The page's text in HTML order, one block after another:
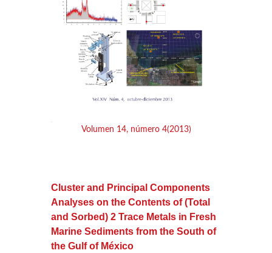
Volumen 14, número 4(2013)
Cluster and Principal Components
Analyses on the Contents of (Total
and Sorbed) 2 Trace Metals in Fresh
Marine Sediments from the South of
the Gulf of México